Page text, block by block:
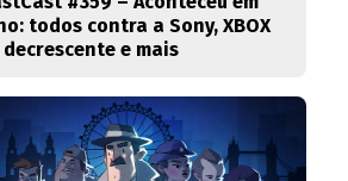
todos contra a Sony, XBOX
decrescente e mais